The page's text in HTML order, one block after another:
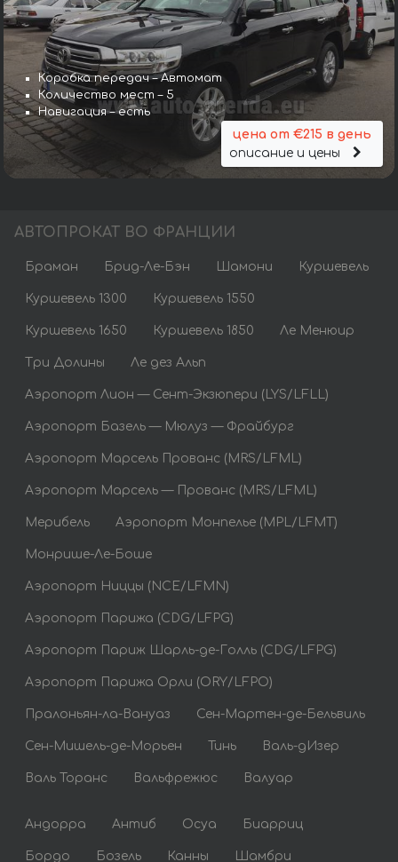
Коробка передач – Автомат
Количество мест – 5
Навигация – есть
цена от €215 в день
описание и цены
АВТОПРОКАТ ВО ФРАНЦИИ
Браман Брид-Ле-Бэн Шамони Куршевель
Куршевель 1300 Куршевель 1550
Куршевель 1650 Куршевель 1850 Ле Менюир
Три Долины Ле дез Альп
Аэропорт Лион — Сент-Экзюпери (LYS/LFLL)
Аэропорт Базель — Мюлуз — Фрайбург
Аэропорт Марсель Прованс (MRS/LFML)
Аэропорт Марсель — Прованс (MRS/LFML)
Мерибель Аэропорт Монпелье (MPL/LFMT)
Монрише-Ле-Боше
Аэропорт Ниццы (NCE/LFMN)
Аэропорт Парижа (CDG/LFPG)
Аэропорт Париж Шарль-де-Голль (CDG/LFPG)
Аэропорт Парижа Орли (ORY/LFPO)
Пралоньян-ла-Вануаз Сен-Мартен-де-Бельвиль
Сен-Мишель-де-Морьен Тинь Валь-дИзер
Валь Торанс Вальфрежюс Валуар
Андорра Антиб Осуа Биарриц
Бордо Бозель Канны Шамбри